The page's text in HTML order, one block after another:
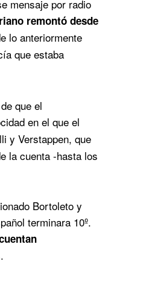
mensaje por radio
remontó desde
lo anteriormente
que estaba
que el
en el que el
y Verstappen, que
la cuenta -hasta los
Bortoleto y
terminara 10º.